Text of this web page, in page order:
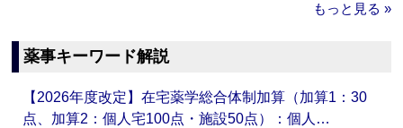
もっと見る »
薬事キーワード解説
【2026年度改定】在宅薬学総合体制加算（加算1：30
点、加算2：個人宅100点・施設50点）：個人…